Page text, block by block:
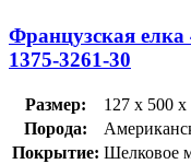
Французская
1375-3261-30
Размер:
127 x 500 x
Порода:
Покрытие: Шелковое